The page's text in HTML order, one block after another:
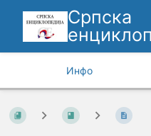
Српска
Инфо